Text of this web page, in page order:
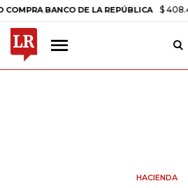
BANCO DE LA REPÚBLICA $ 408.498,97
HACIENDA